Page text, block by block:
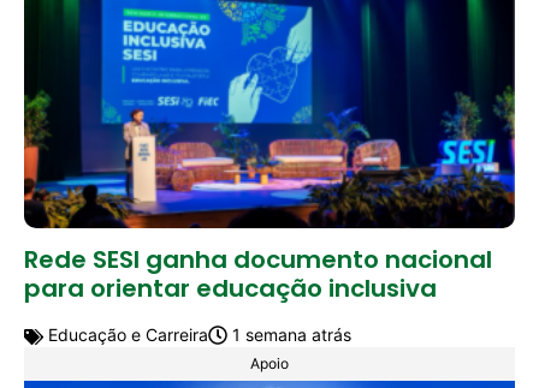
Rede SESI ganha documento nacional
para orientar educação inclusiva
Educação e Carreira 1 semana atrás
Apoio